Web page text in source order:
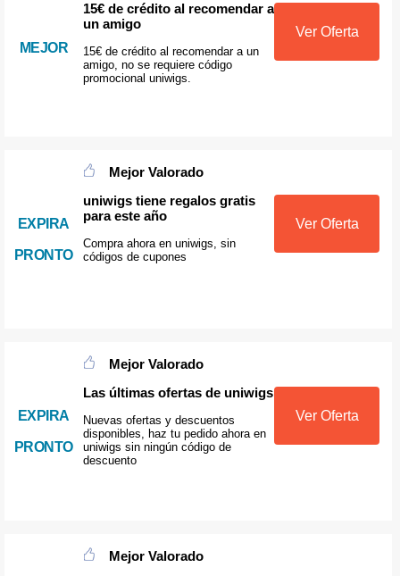
MEJOR
15€ de crédito al recomendar a
un amigo
15€ de crédito al recomendar a un
amigo, no se requiere código
promocional uniwigs.
Ver Oferta
EXPIRA
PRONTO
Mejor Valorado
uniwigs tiene regalos gratis
para este año
Compra ahora en uniwigs, sin
códigos de cupones
Ver Oferta
EXPIRA
PRONTO
Mejor Valorado
Las últimas ofertas de uniwigs
Nuevas ofertas y descuentos
disponibles, haz tu pedido ahora en
uniwigs sin ningún código de
descuento
Ver Oferta
Mejor Valorado